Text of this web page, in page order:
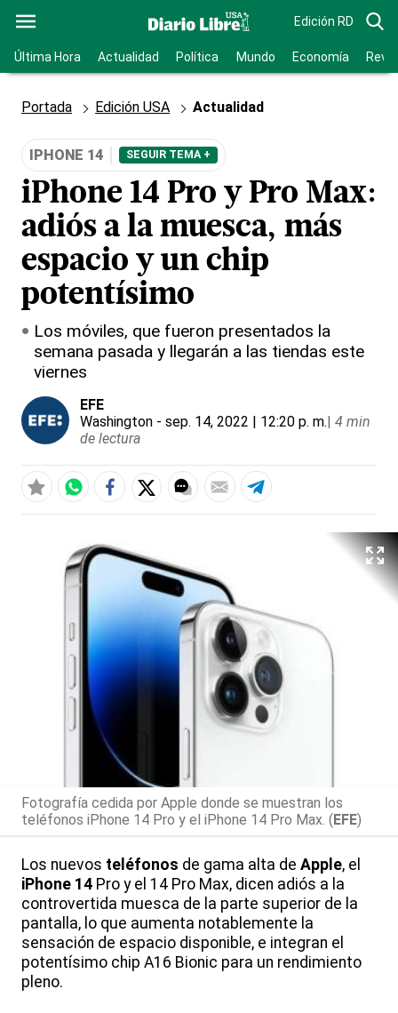
Edición RD
Última Hora Actualidad Política Mundo Economía
Portada Edición USA Actualidad
IPHONE 14 SEGUIR TEMA +
iPhone 14 Pro y Pro Max:
adiós a la muesca, más
espacio y un chip
potentísimo
Los móviles, que fueron presentados la
semana pasada y llegarán a las tiendas este
viernes
EFE
Washington - sep. 14, 2022 | 12:20 p. m.| 4 min
de lectura
Fotografía cedida por Apple donde se muestran los
teléfonos iPhone 14 Pro y el iPhone 14 Pro Max. (EFE)
Los nuevos teléfonos de gama alta de Apple, el
iPhone 14 Pro y el 14 Pro Max, dicen adiós a la
controvertida muesca de la parte superior de la
pantalla, lo que aumenta notablemente la
sensación de espacio disponible, e integran el
potentísimo chip A16 Bionic para un rendimiento
pleno.